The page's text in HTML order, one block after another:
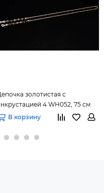
золотистая с
4 WH052, 75 см
В корзину